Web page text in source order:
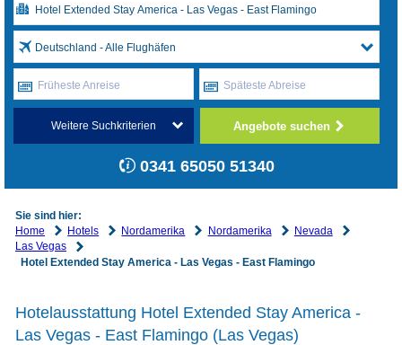
Deutschland - Alle Flughäfen
Früheste Anreise Späteste Abreise
Weitere Suchkriterien Angebote suchen
0341 65050 51340
Sie sind hier:
Home
Hotels Nordamerika Nordamerika
Nevada
Las Vegas
Hotel Extended Stay America - Las Vegas - East Flamingo
Hotelausstattung Hotel Extended Stay America -
Las Vegas - East Flamingo (Las Vegas)